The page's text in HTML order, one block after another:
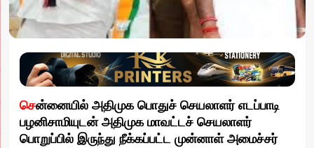
சென்னையில் அதிமுக பொதுச் செயலாளர் எடப்பாடி
பழனிசாமியுடன் அதிமுக மாவட்டச் செயலாளர்
பொறுப்பில் இருந்து நீக்கப்பட்ட முன்னாள் அமைச்சர்